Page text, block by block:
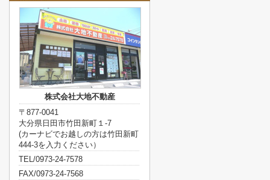
株式会社大地不動産
〒877-0041
大分県日田市竹田新町１-7
(カーナビでお越しの方は竹田新町
444-3を入力ください）
TEL/0973-24-7578
FAX/0973-24-7568